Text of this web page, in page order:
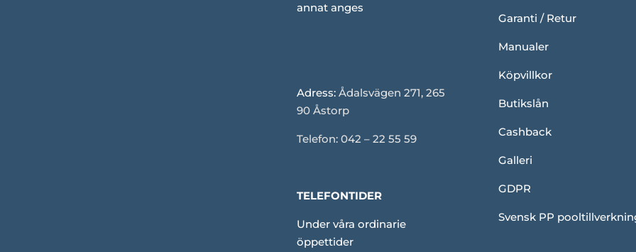
annat anges
Adress: Ådalsvägen 271, 265
90 Åstorp
Telefon: 042 – 22 55 59
TELEFONTIDER
Under våra ordinarie
öppettider
Garanti / Retur
Manualer
Köpvillkor
Butikslån
Cashback
Galleri
GDPR
Svensk PP